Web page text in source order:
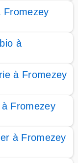
Fromezey
à
à Fromezey
Fromezey
à Fromezey